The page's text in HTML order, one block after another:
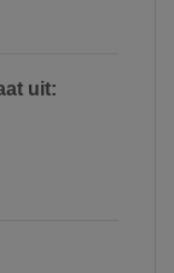
uit: